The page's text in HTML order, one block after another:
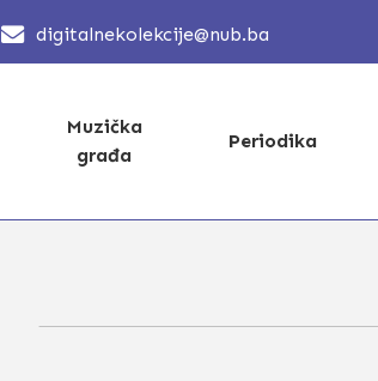
digitalnekolekcije@nub.ba
Muzička
građa
Periodika